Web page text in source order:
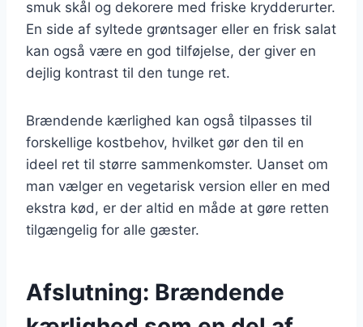
smuk skål og dekorere med friske krydderurter.
En side af syltede grøntsager eller en frisk salat
kan også være en god tilføjelse, der giver en
dejlig kontrast til den tunge ret.
Brændende kærlighed kan også tilpasses til
forskellige kostbehov, hvilket gør den til en
ideel ret til større sammenkomster. Uanset om
man vælger en vegetarisk version eller en med
ekstra kød, er der altid en måde at gøre retten
tilgængelig for alle gæster.
Afslutning: Brændende